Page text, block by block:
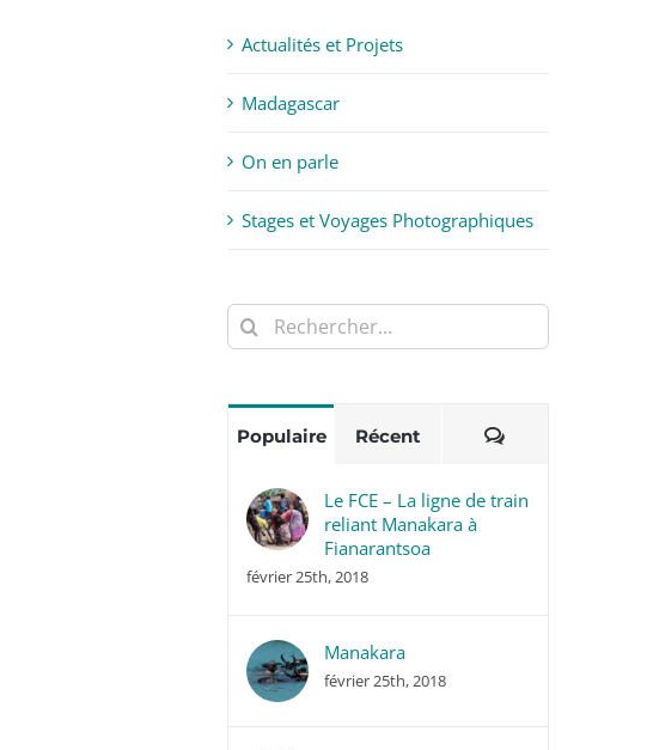
Actualités et Projets
Madagascar
On en parle
Stages et Voyages Photographiques
Rechercher:
Populaire Récent Commentaires
Le FCE – La ligne de train
reliant Manakara à
Fianarantsoa
février 25th, 2018
Manakara
février 25th, 2018